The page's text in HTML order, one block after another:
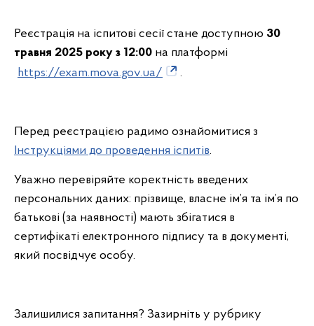
Реєстрація на іспитові сесії стане доступною 30
травня 2025 року з 12:00 на платформі
https://exam.mova.gov.ua/
.
Перед реєстрацією радимо ознайомитися з
Інструкціями до проведення іспитів.
Уважно перевіряйте коректність введених
персональних даних: прізвище, власне ім’я та ім’я по
батькові (за наявності) мають збігатися в
сертифікаті електронного підпису та в документі,
який посвідчує особу.
Залишилися запитання? Зазирніть у рубрику